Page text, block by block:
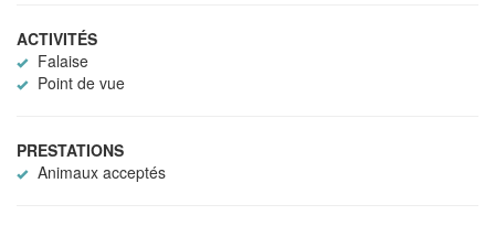
ACTIVITÉS
Falaise
Point de vue
PRESTATIONS
Animaux acceptés